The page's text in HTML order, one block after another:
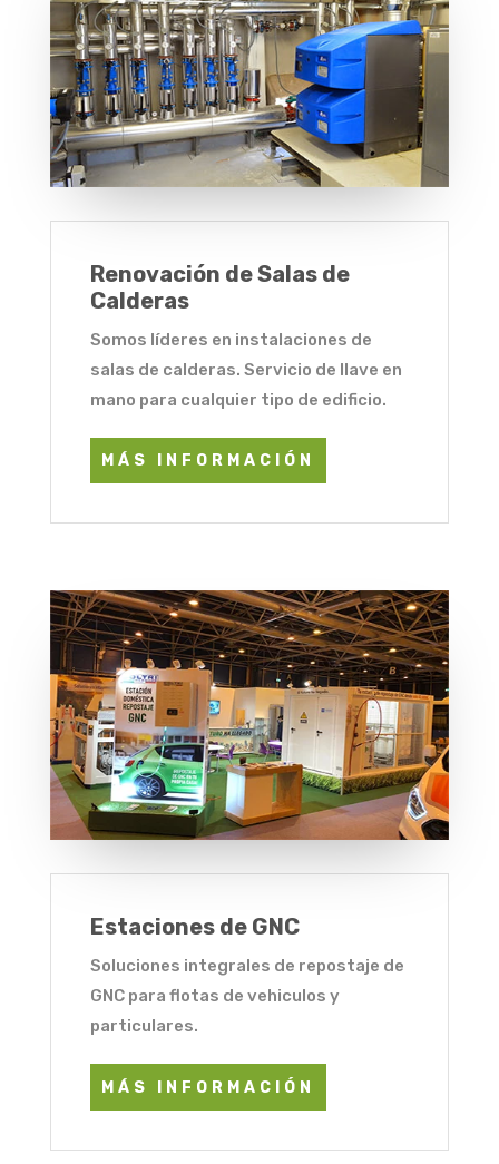
Renovación de Salas de
Calderas
Somos líderes en instalaciones de
salas de calderas. Servicio de llave en
mano para cualquier tipo de edificio.
MÁS INFORMACIÓN
Estaciones de GNC
Soluciones integrales de repostaje de
GNC para flotas de vehiculos y
particulares.
MÁS INFORMACIÓN